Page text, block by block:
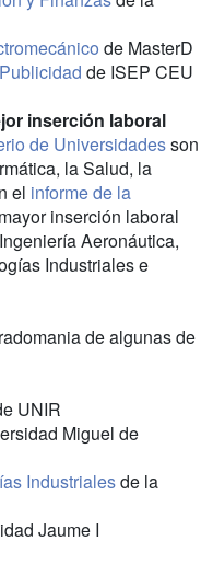
de MasterD
de ISEP CEU
inserción laboral
de Universidadesson
la Salud, la
el informe de la
inserción laboral
Aeronáutica,
Industriales e
de algunas de
UNIR
Miguel de
Industrialesde la
Jaume I